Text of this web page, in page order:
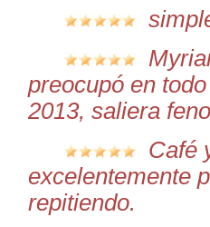
preocupó en
2013, saliera
Café
excelentemente
repitiendo.